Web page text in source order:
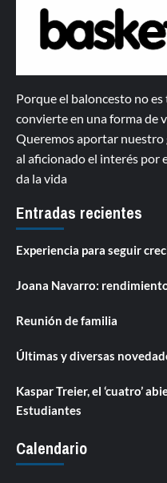
Porque el baloncesto no
convierte en una forma de
Queremos aportar
al aficionado el interés por
da la vida
Entradas recientes
Experiencia para seguir
Joana Navarro:
Reunión de familia
Últimas y diversas
Kaspar Treier, el ‘cuatro’
Estudiantes
Calendario